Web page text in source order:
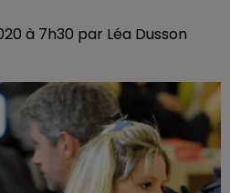
à 7h30 par Léa Dusson